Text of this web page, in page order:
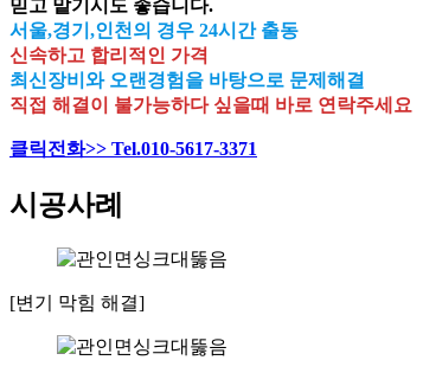
믿고 맡기시도 좋습니다.
서울,경기,인천의 경우 24시간 출동
신속하고 합리적인 가격
최신장비와 오랜경험을 바탕으로 문제해결
직접 해결이 불가능하다 싶을때 바로 연락주세요
클릭전화>> Tel.010-5617-3371
시공사례
[변기 막힘 해결]